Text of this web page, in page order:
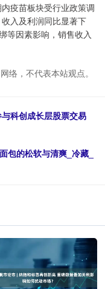
疫苗板块受行业政策调
入及利润同比显著下
等因素影响，销售收入
络，不代表本站观点。
科创成长层股票交易
包的松软与清爽_冷藏_